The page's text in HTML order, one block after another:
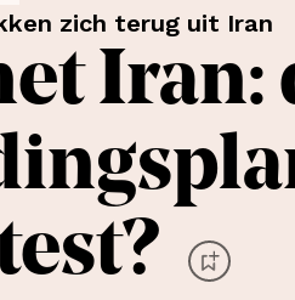
zich terug uit Iran
Iran: